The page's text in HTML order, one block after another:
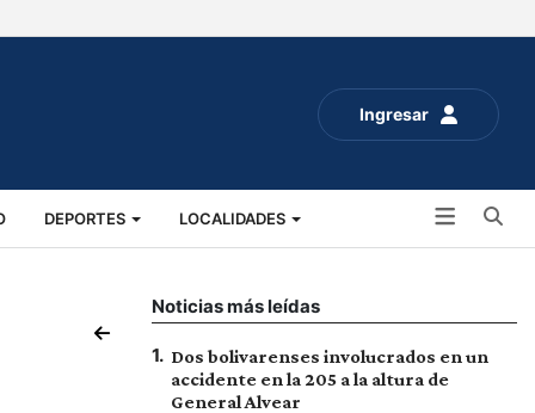
Ingresar
DEPORTES LOCALIDADES
Noticias más leídas
1. Dos bolivarenses involucrados en un
accidente en la 205 a la altura de
General Alvear